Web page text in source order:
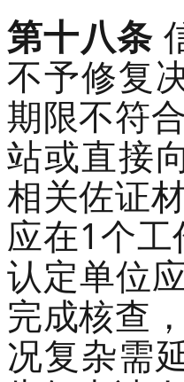
第十八条
不予修复
期限不符
站或直接
相关佐证
应在1个工
认定单位
完成核查
况复杂需